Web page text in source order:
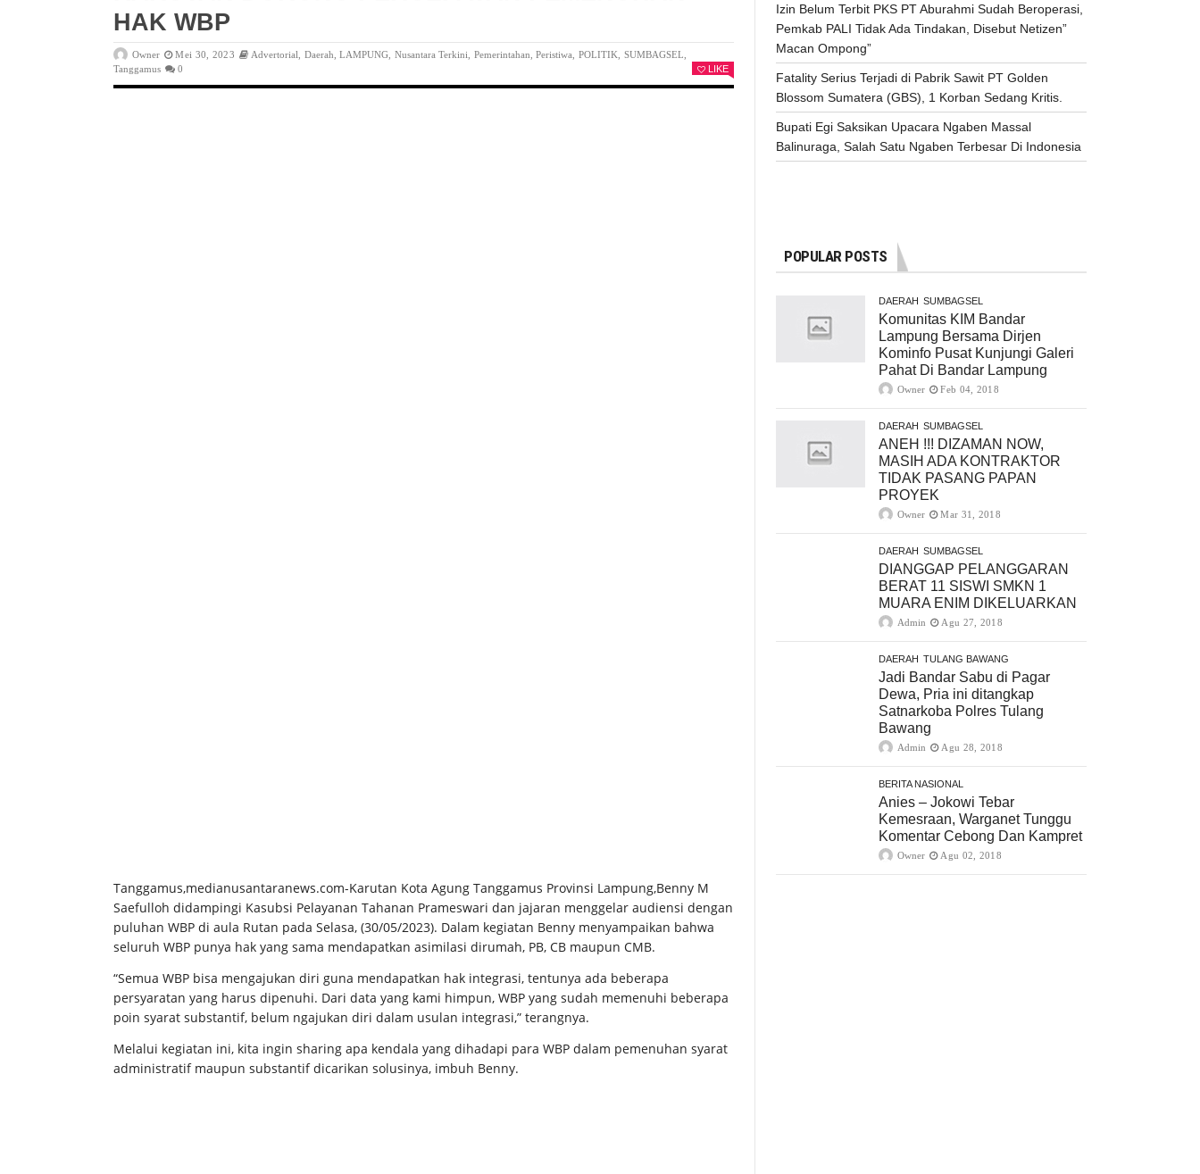
HAK WBP
Owner Mei 30, 2023 Advertorial Daerah ,LAMPUNG ,Nusantara Terkini Pemerintahan ,Peristiwa POLITIK SUMBAGSEL
Tanggamus
0 LIKE
Tanggamus,medianusantaranews.com-Karutan Kota Agung Tanggamus Provinsi Lampung,Benny M
Saefulloh didampingi Kasubsi Pelayanan Tahanan Prameswari dan jajaran menggelar audiensi dengan
puluhan WBP di aula Rutan pada Selasa, (30/05/2023). Dalam kegiatan Benny menyampaikan bahwa
seluruh WBP punya hak yang sama mendapatkan asimilasi dirumah, PB, CB maupun CMB.
“Semua WBP bisa mengajukan diri guna mendapatkan hak integrasi, tentunya ada beberapa
persyaratan yang harus dipenuhi. Dari data yang kami himpun, WBP yang sudah memenuhi beberapa
poin syarat substantif, belum ngajukan diri dalam usulan integrasi,” terangnya.
Melalui kegiatan ini, kita ingin sharing apa kendala yang dihadapi para WBP dalam pemenuhan syarat
administratif maupun substantif dicarikan solusinya, imbuh Benny.
Izin Belum Terbit PKS PT Aburahmi Sudah Beroperasi,
Pemkab PALI Tidak Ada Tindakan, Disebut Netizen”
Macan Ompong”
Fatality Serius Terjadi di Pabrik Sawit PT Golden
Blossom Sumatera (GBS), 1 Korban Sedang Kritis.
Bupati Egi Saksikan Upacara Ngaben Massal
Balinuraga, Salah Satu Ngaben Terbesar Di Indonesia
POPULAR POSTS
DAERAH SUMBAGSEL
Komunitas KIM Bandar
Lampung Bersama Dirjen
Kominfo Pusat Kunjungi Galeri
Pahat Di Bandar Lampung
Owner Feb 04, 2018
DAERAH SUMBAGSEL
ANEH !!! DIZAMAN NOW,
MASIH ADA KONTRAKTOR
TIDAK PASANG PAPAN
PROYEK
Owner Mar 31, 2018
DAERAH SUMBAGSEL
DIANGGAP PELANGGARAN
BERAT 11 SISWI SMKN 1
MUARA ENIM DIKELUARKAN
Admin Agu 27, 2018
DAERAH TULANG BAWANG
Jadi Bandar Sabu di Pagar
Dewa, Pria ini ditangkap
Satnarkoba Polres Tulang
Bawang
Admin Agu 28, 2018
BERITA NASIONAL
Anies – Jokowi Tebar
Kemesraan, Warganet Tunggu
Komentar Cebong Dan Kampret
Owner Agu 02, 2018